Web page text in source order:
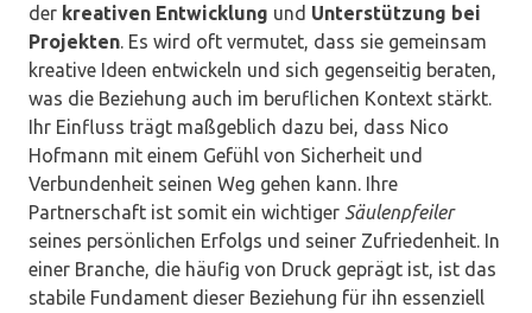
der kreativen Entwicklung und Unterstützung bei
Projekten . Es wird oft vermutet, dass sie gemeinsam
kreative Ideen entwickeln und sich gegenseitig beraten,
was die Beziehung auch im beruflichen Kontext stärkt.
Ihr Einfluss trägt maßgeblich dazu bei, dass Nico
Hofmann mit einem Gefühl von Sicherheit und
Verbundenheit seinen Weg gehen kann. Ihre
Partnerschaft ist somit ein wichtiger Säulenpfeiler
seines persönlichen Erfolgs und seiner Zufriedenheit. In
einer Branche, die häufig von Druck geprägt ist, ist das
stabile Fundament dieser Beziehung für ihn essenziell